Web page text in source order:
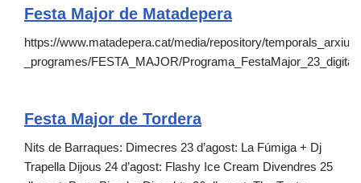
Festa Major de Matadepera
https://www.matadepera.cat/media/repository/
_programes/FESTA_MAJOR/
Festa Major de Tordera
Nits de Barraques: Dimecres 23 d’agost: La Fúmiga + Dj
Trapella Dijous 24 d’agost: Flashy Ice Cream Divendres 25